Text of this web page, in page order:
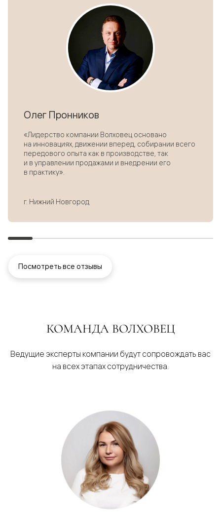
Олег Пронников
«Лидерство компании Волховец основано
на инновациях, движении вперед, собирании всего
передового опыта как в производстве, так
и в управлении продажами и внедрении его
в практику».
г. Нижний Новгород
Посмотреть все отзывы
КОМАНДА ВОЛХОВЕЦ
Ведущие эксперты компании будут сопровождать вас
на всех этапах сотрудничества.